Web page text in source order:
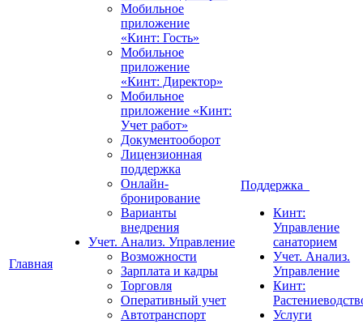
Главная
Мобильное
приложение
«Кинт: Гость»
Мобильное
приложение
«Кинт: Директор»
Мобильное
приложение «Кинт:
Учет работ»
Документооборот
Лицензионная
поддержка
Онлайн-
бронирование
Варианты
внедрения
Учет. Анализ. Управление
Возможности
Зарплата и кадры
Торговля
Оперативный учет
Автотранспорт
Поддержка
Кинт:
Управление
санаторием
Учет. Анализ.
Управление
Кинт:
Услуги